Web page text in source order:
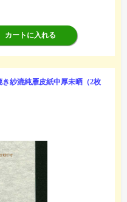
カートに入れる
紗漉純雁皮紙中厚未晒（2枚